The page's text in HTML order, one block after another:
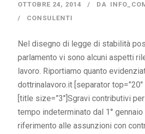
OTTOBRE 24, 2014 DA
CONSULENTI
Nel disegno di legge di stabilità
parlamento vi sono alcuni aspetti
lavoro. Riportiamo quanto
dottrinalavoro.it [separator top=”20″
[title size=”3″]Sgravi contributivi
tempo indeterminato dal 1°
riferimento alle assunzioni con